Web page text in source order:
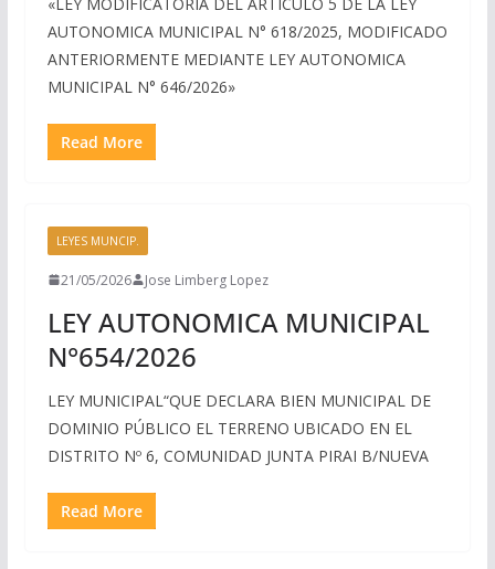
AUTONOMICA MUNICIPAL N° 618/2025, MODIFICADO
ANTERIORMENTE MEDIANTE LEY AUTONOMICA
MUNICIPAL N° 646/2026»
Read More
LEYES MUNCIP.
21/05/2026 Jose Limberg Lopez
LEY AUTONOMICA MUNICIPAL
N°654/2026
LEY MUNICIPAL“QUE DECLARA BIEN MUNICIPAL DE
DOMINIO PÚBLICO EL TERRENO UBICADO EN EL
DISTRITO Nº 6, COMUNIDAD JUNTA PIRAI B/NUEVA
Read More